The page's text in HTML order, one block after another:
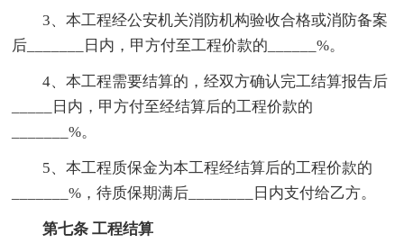
3、本工程经公安机关消防机构验收合格或消防备案
后_______日内，甲方付至工程价款的______%。
4、本工程需要结算的，经双方确认完工结算报告后
_____日内，甲方付至经结算后的工程价款的
_______%。
5、本工程质保金为本工程经结算后的工程价款的
_______%，待质保期满后________日内支付给乙方。
第七条 工程结算